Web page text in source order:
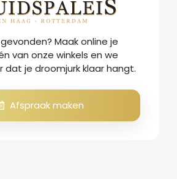
Maak online je
van onze winkels en we
dat je droomjurk klaar hangt.
Afspraak maken